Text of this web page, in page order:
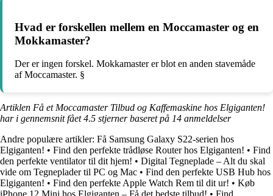
Hvad er forskellen mellem en Moccamaster og en
Mokkamaster?
Der er ingen forskel. Mokkamaster er blot en anden stavemåde
af Moccamaster. §
Artiklen Få et Moccamaster Tilbud og Kaffemaskine hos Elgiganten!
har i gennemsnit fået4.5 stjerner baseret på 14 anmeldelser
Andre populære artikler: Få Samsung Galaxy S22-serien hos
Elgiganten! • Find den perfekte trådløse Router hos Elgiganten! • Find
den perfekte ventilator til dit hjem! • Digital Tegneplade – Alt du skal
vide om Tegneplader til PC og Mac • Find den perfekte USB Hub hos
Elgiganten! • Find den perfekte Apple Watch Rem til dit ur! • Køb